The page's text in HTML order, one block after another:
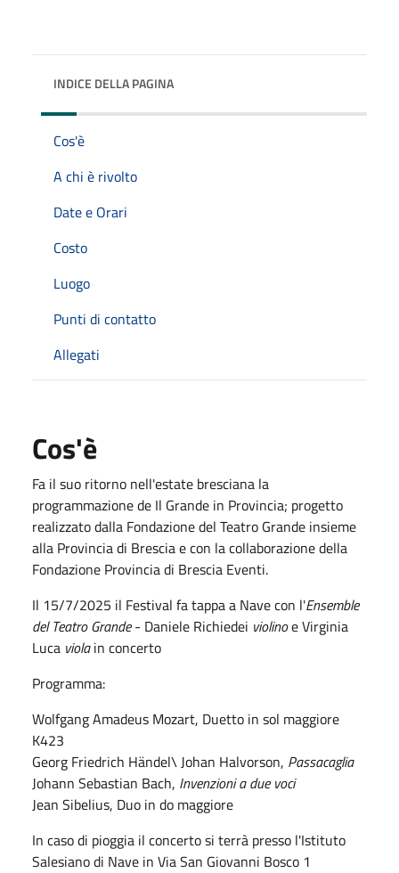
INDICE DELLA PAGINA
Cos'è
A chi è rivolto
Date e Orari
Costo
Luogo
Punti di contatto
Allegati
Cos'è
Fa il suo ritorno nell'estate bresciana la
programmazione de Il Grande in Provincia; progetto
realizzato dalla Fondazione del Teatro Grande insieme
alla Provincia di Brescia e con la collaborazione della
Fondazione Provincia di Brescia Eventi.
Il 15/7/2025 il Festival fa tappa a Nave con l'Ensemble
del Teatro Grande- Daniele Richiedei violinoe Virginia
Luca violain concerto
Programma:
Wolfgang Amadeus Mozart, Duetto in sol maggiore
K423
Georg Friedrich Händel\ Johan Halvorson, Passacaglia
Johann Sebastian Bach, Invenzioni a due voci
Jean Sibelius, Duo in do maggiore
In caso di pioggia il concerto si terrà presso l'Istituto
Salesiano di Nave in Via San Giovanni Bosco 1